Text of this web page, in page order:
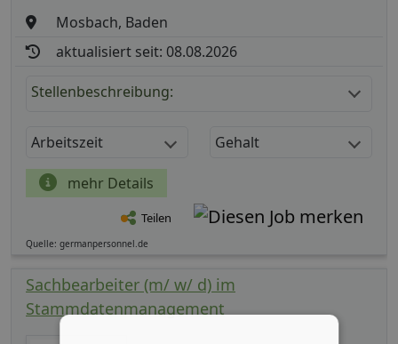
Mosbach, Baden
aktualisiert seit: 08.08.2026
Stellenbeschreibung:
Arbeitszeit Gehalt
mehr Details
Teilen
Quelle: germanpersonnel.de
Sachbearbeiter (m/ w/ d) im
Stammdatenmanagement